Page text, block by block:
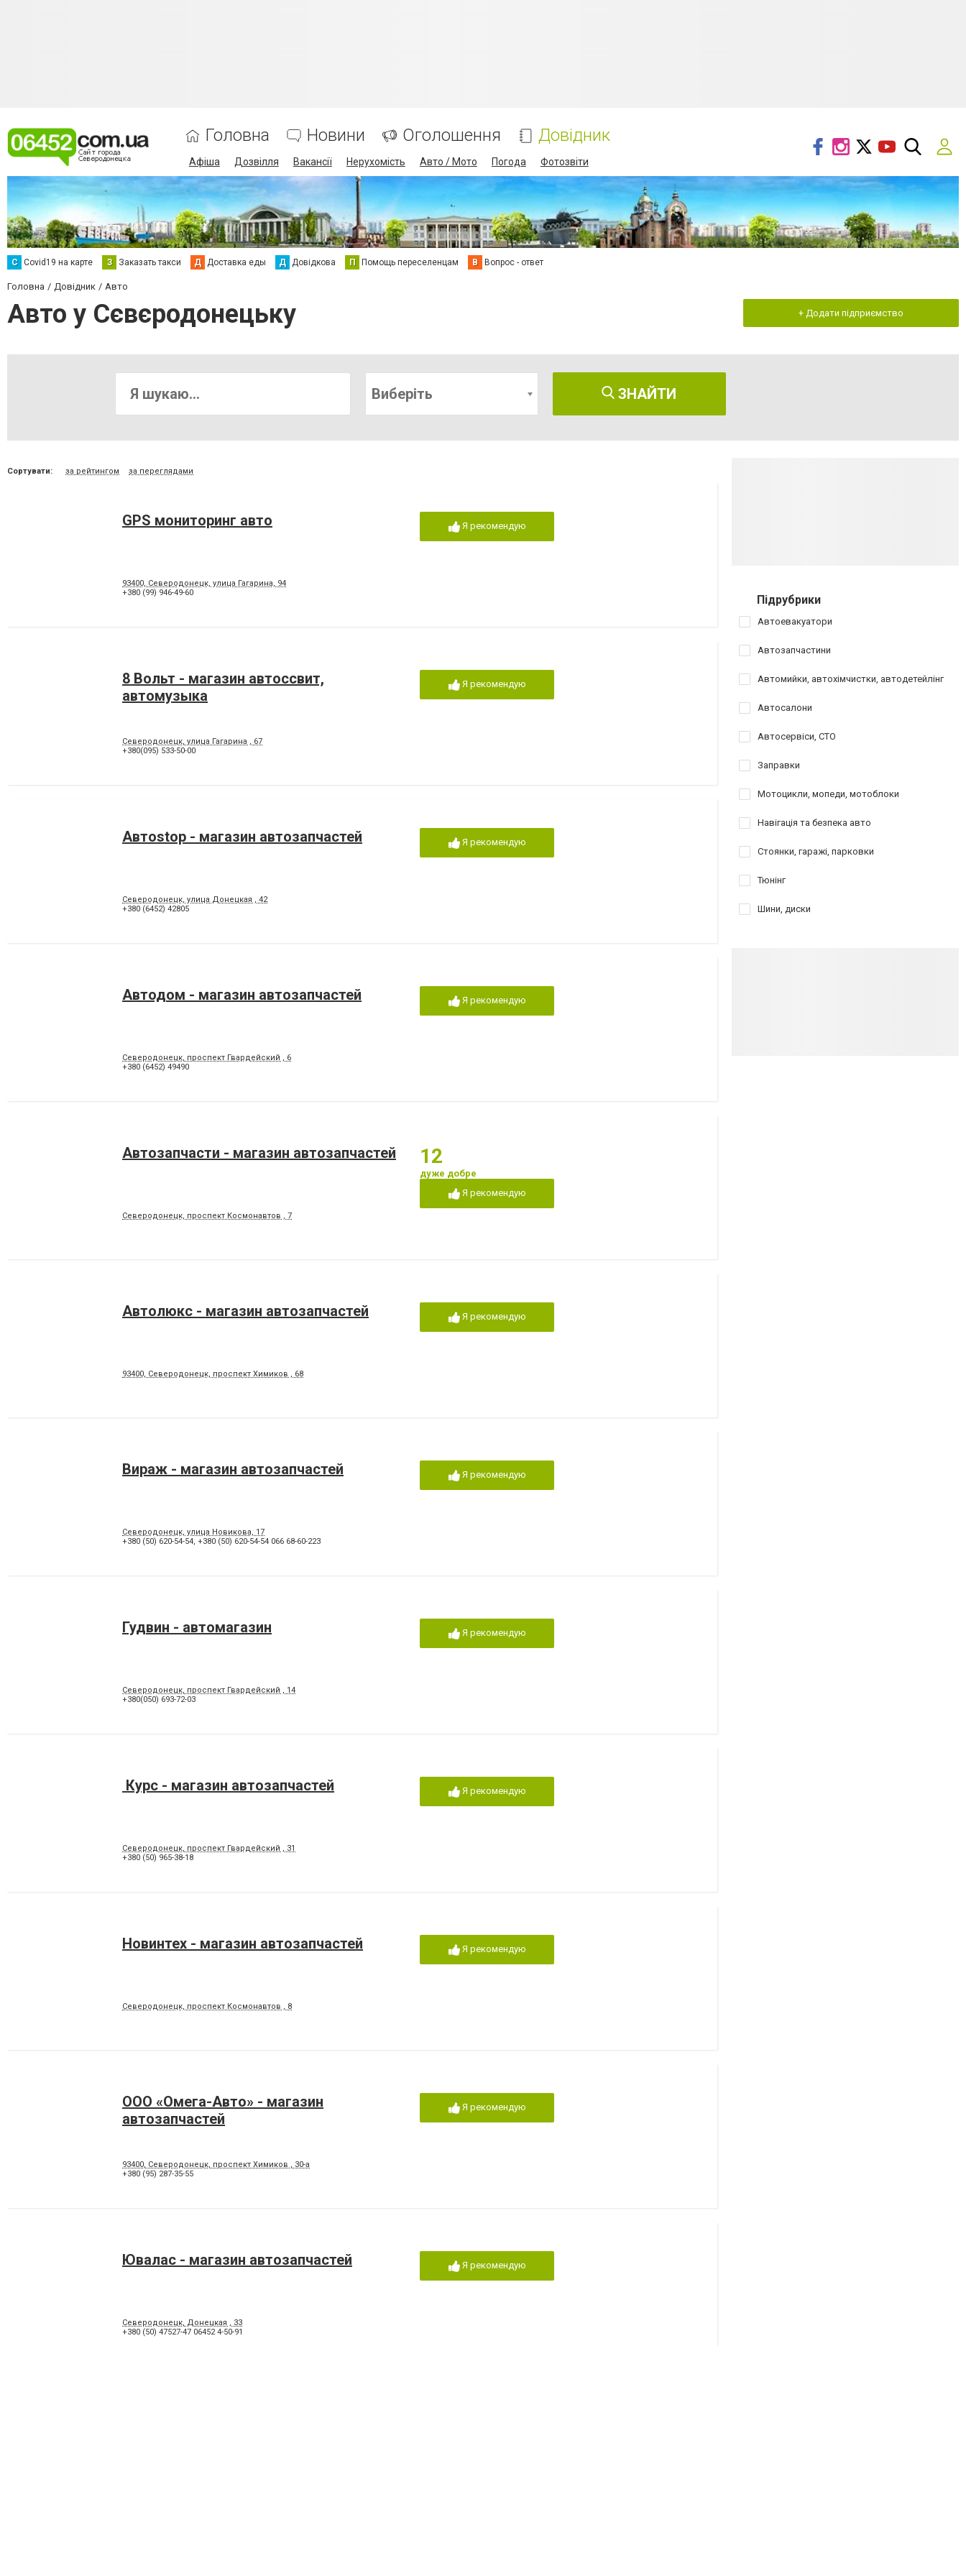
Головна Новини Оголошення Довідник
Афіша Дозвілля Вакансії Нерухомість Авто / Мото Погода Фотозвіти
С Сovid19 на карте З Заказать такси Д Доставка еды Д Довідкова П Помощь переселенцам В Вопрос - ответ
Головна Довідник Авто
Авто у Сєвєродонецьку + Додати підприємство
Виберіть ЗНАЙТИ
Сортувати: за рейтингом за переглядами
GPS мониторинг авто
93400, Северодонецк, улица Гагарина, 94
+380 (99) 946-49-60
Я рекомендую
8 Вольт - магазин автоcсвит,
автомузыка
Северодонецк, улица Гагарина , 67
+380(095) 533-50-00
Я рекомендую
Автоstop - магазин автозапчастей
Северодонецк, улица Донецкая , 42
+380 (6452) 42805
Я рекомендую
Автодом - магазин автозапчастей
Северодонецк, проспект Гвардейский , 6
+380 (6452) 49490
Я рекомендую
Автозапчасти - магазин автозапчастей
Северодонецк, проспект Космонавтов , 7
12
дуже добре
Я рекомендую
Автолюкс - магазин автозапчастей
93400, Северодонецк, проспект Химиков , 68
Я рекомендую
Вираж - магазин автозапчастей
Северодонецк, улица Новикова, 17
+380 (50) 620-54-54, +380 (50) 620-54-54 066 68-60-223
Я рекомендую
Гудвин - автомагазин
Северодонецк, проспект Гвардейский , 14
+380(050) 693-72-03
Я рекомендую
Курс - магазин автозапчастей
Северодонецк, проспект Гвардейский , 31
+380 (50) 965-38-18
Я рекомендую
Новинтех - магазин автозапчастей
Северодонецк, проспект Космонавтов , 8
Я рекомендую
ООО «Омега-Авто» - магазин
автозапчастей
93400, Северодонецк, проспект Химиков , 30-а
+380 (95) 287-35-55
Я рекомендую
Ювалас - магазин автозапчастей
Северодонецк, Донецкая , 33
+380 (50) 47527-47 06452 4-50-91
Я рекомендую
Підрубрики
Автоевакуатори
Автозапчастини
Автомийки, автохімчистки, автодетейлінг
Автосалони
Автосервіси, СТО
Заправки
Мотоцикли, мопеди, мотоблоки
Навігація та безпека авто
Стоянки, гаражі, парковки
Тюнінг
Шини, диски